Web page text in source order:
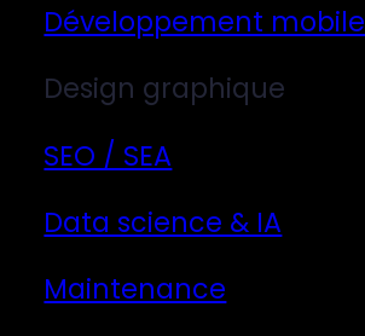
Développement mobile
Design graphique
SEO / SEA
Data science & IA
Maintenance